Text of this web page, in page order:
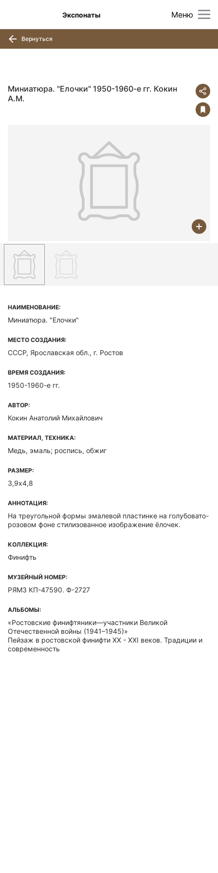
Меню
Экспонаты
Вернуться
Миниатюра. "Елочки" 1950-1960-е гг. Кокин
А.М.
НАИМЕНОВАНИЕ:
Миниатюра. "Елочки"
МЕСТО СОЗДАНИЯ:
СССР, Ярославская обл., г. Ростов
ВРЕМЯ СОЗДАНИЯ:
1950-1960-е гг.
АВТОР:
Кокин Анатолий Михайлович
МАТЕРИАЛ, ТЕХНИКА:
Медь, эмаль; роспись, обжиг
РАЗМЕР:
3,9х4,8
АННОТАЦИЯ:
На треугольной формы эмалевой пластинке на голубовато-
розовом фоне стилизованное изображение ёлочек.
КОЛЛЕКЦИЯ:
Финифть
МУЗЕЙНЫЙ НОМЕР:
РЯМЗ КП-47590. Ф-2727
АЛЬБОМЫ:
«Ростовские финифтяники—участники Великой
Отечественной войны (1941–1945)»
Пейзаж в ростовской финифти ХХ - ХХI веков. Традиции и
современность